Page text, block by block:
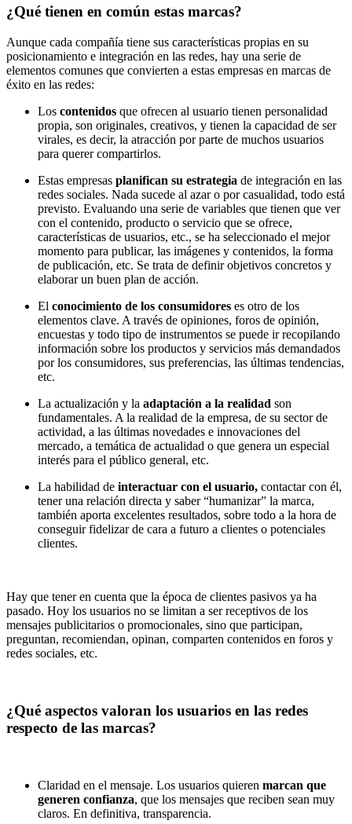
¿Qué tienen en común estas marcas?
Aunque cada compañía tiene sus características propias en su
posicionamiento e integración en las redes, hay una serie de
elementos comunes que convierten a estas empresas en marcas de
éxito en las redes:
Los contenidos que ofrecen al usuario tienen personalidad
propia, son originales, creativos, y tienen la capacidad de ser
virales, es decir, la atracción por parte de muchos usuarios
para querer compartirlos.
Estas empresas planifican su estrategia de integración en las
redes sociales. Nada sucede al azar o por casualidad, todo está
previsto. Evaluando una serie de variables que tienen que ver
con el contenido, producto o servicio que se ofrece,
características de usuarios, etc., se ha seleccionado el mejor
momento para publicar, las imágenes y contenidos, la forma
de publicación, etc. Se trata de definir objetivos concretos y
elaborar un buen plan de acción.
El conocimiento de los consumidores es otro de los
elementos clave. A través de opiniones, foros de opinión,
encuestas y todo tipo de instrumentos se puede ir recopilando
información sobre los productos y servicios más demandados
por los consumidores, sus preferencias, las últimas tendencias,
etc.
La actualización y la adaptación a la realidad son
fundamentales. A la realidad de la empresa, de su sector de
actividad, a las últimas novedades e innovaciones del
mercado, a temática de actualidad o que genera un especial
interés para el público general, etc.
La habilidad de interactuar con el usuario, contactar con él,
tener una relación directa y saber “humanizar” la marca,
también aporta excelentes resultados, sobre todo a la hora de
conseguir fidelizar de cara a futuro a clientes o potenciales
clientes.
Hay que tener en cuenta que la época de clientes pasivos ya ha
pasado. Hoy los usuarios no se limitan a ser receptivos de los
mensajes publicitarios o promocionales, sino que participan,
preguntan, recomiendan, opinan, comparten contenidos en foros y
redes sociales, etc.
¿Qué aspectos valoran los usuarios en las redes
respecto de las marcas?
Claridad en el mensaje. Los usuarios quieren marcan que
generen confianza, que los mensajes que reciben sean muy
claros. En definitiva, transparencia.